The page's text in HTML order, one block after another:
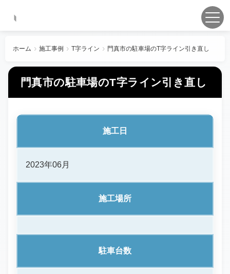
ホーム 施工事例 T字ライン 門真市の駐車場のT字ライン引き直し
門真市の駐車場のT字ライン引き直し
施工日
2023年06月
施工場所
駐車台数